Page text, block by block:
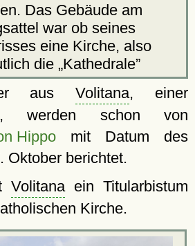
Das Gebäude am
war ob seines
eine Kirche, also
die Kathedrale
ausVolitana, einer
werden schon von
Hippomit Datum des
Oktober berichtet.
Volitanaein Titularbistum
Kirche.